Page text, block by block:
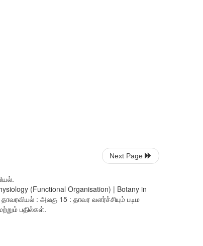
Next Page
(Functional Organisation) | Botany in
: அலகு 15 : தாவர வளர்ச்சியும் படிம
பதில்கள்.